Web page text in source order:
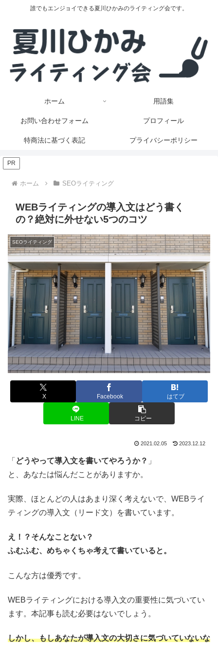
誰でもエンジョイできる夏川ひかみのライティング会です。
ホーム 用語集
お問い合わせフォーム プロフィール
特商法に基づく表記 プライバシーポリシー
PR
ホーム SEOライティング
WEBライティングの導入文はどう書く
の？絶対に外せない5つのコツ
SEOライティング
X Facebook はてブ
LINE コピー
2021.02.05 2023.12.12
「 どうやって導入文を書いてやろうか？ 」
と、あなたは悩んだことがありますか。
実際、ほとんどの人はあまり深く考えないで、WEBライ
ティングの導入文（リード文）を書いています。
え！？そんなことない？
ふむふむ、めちゃくちゃ考えて書いていると。
こんな方は優秀です。
WEBライティングにおける導入文の重要性に気づいてい
ます。本記事も読む必要はないでしょう。
しかし、もしあなたが導入文の大切さに気づいていないな